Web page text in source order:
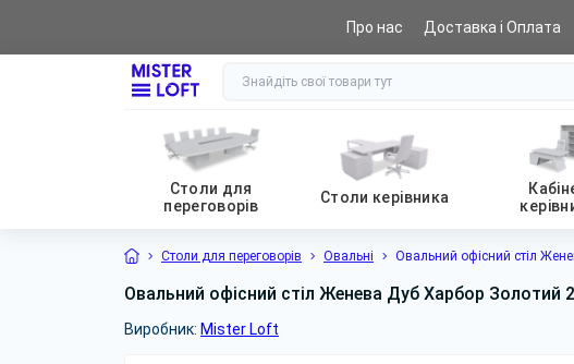
0 (800) 441 065
Про нас Доставка і Оплата
Столи для
переговорів
Столи керівника
Столи для переговорів Овальні Овальний офісний стіл
Овальний офісний стіл Женева Дуб Харбор Золотий
Виробник: Mister Loft